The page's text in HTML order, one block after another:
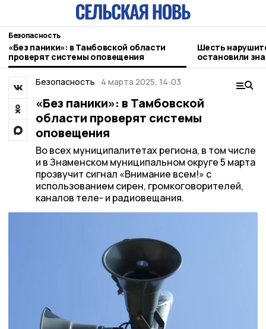
Безопасность
«Без паники»: в Тамбовской области
проверят системы оповещения
Шесть
остановили
Безопасность 4 марта 2025, 14:03
«Без паники»: в Тамбовской
области проверят системы
оповещения
Во всех муниципалитетах региона, в том числе
и в Знаменском муниципальном округе 5 марта
прозвучит сигнал «Внимание всем!» с
использованием сирен, громкоговорителей,
каналов теле- и радиовещания.